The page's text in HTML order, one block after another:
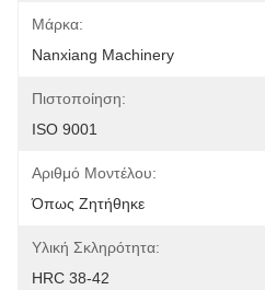
Μάρκα:
Nanxiang Machinery
Πιστοποίηση:
ISO 9001
Αριθμό Μοντέλου:
Όπως Ζητήθηκε
Υλική Σκληρότητα:
HRC 38-42